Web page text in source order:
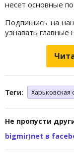
несет основные
Подпишись на
узнавать главные
Теги: Харьковская
Не пропусти
bigmir)net в